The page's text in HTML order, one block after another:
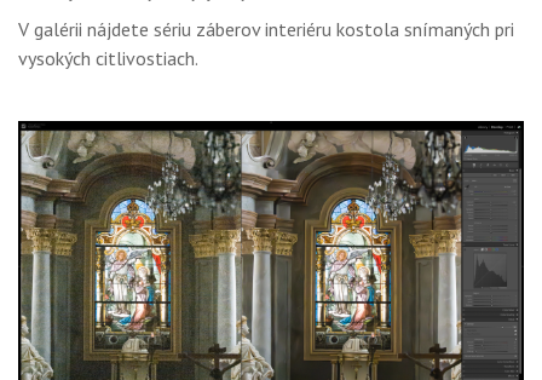
V galérii nájdete sériu záberov interiéru kostola snímaných pri
vysokých citlivostiach.